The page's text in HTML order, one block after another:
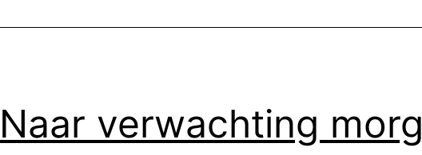
Naar verwachting